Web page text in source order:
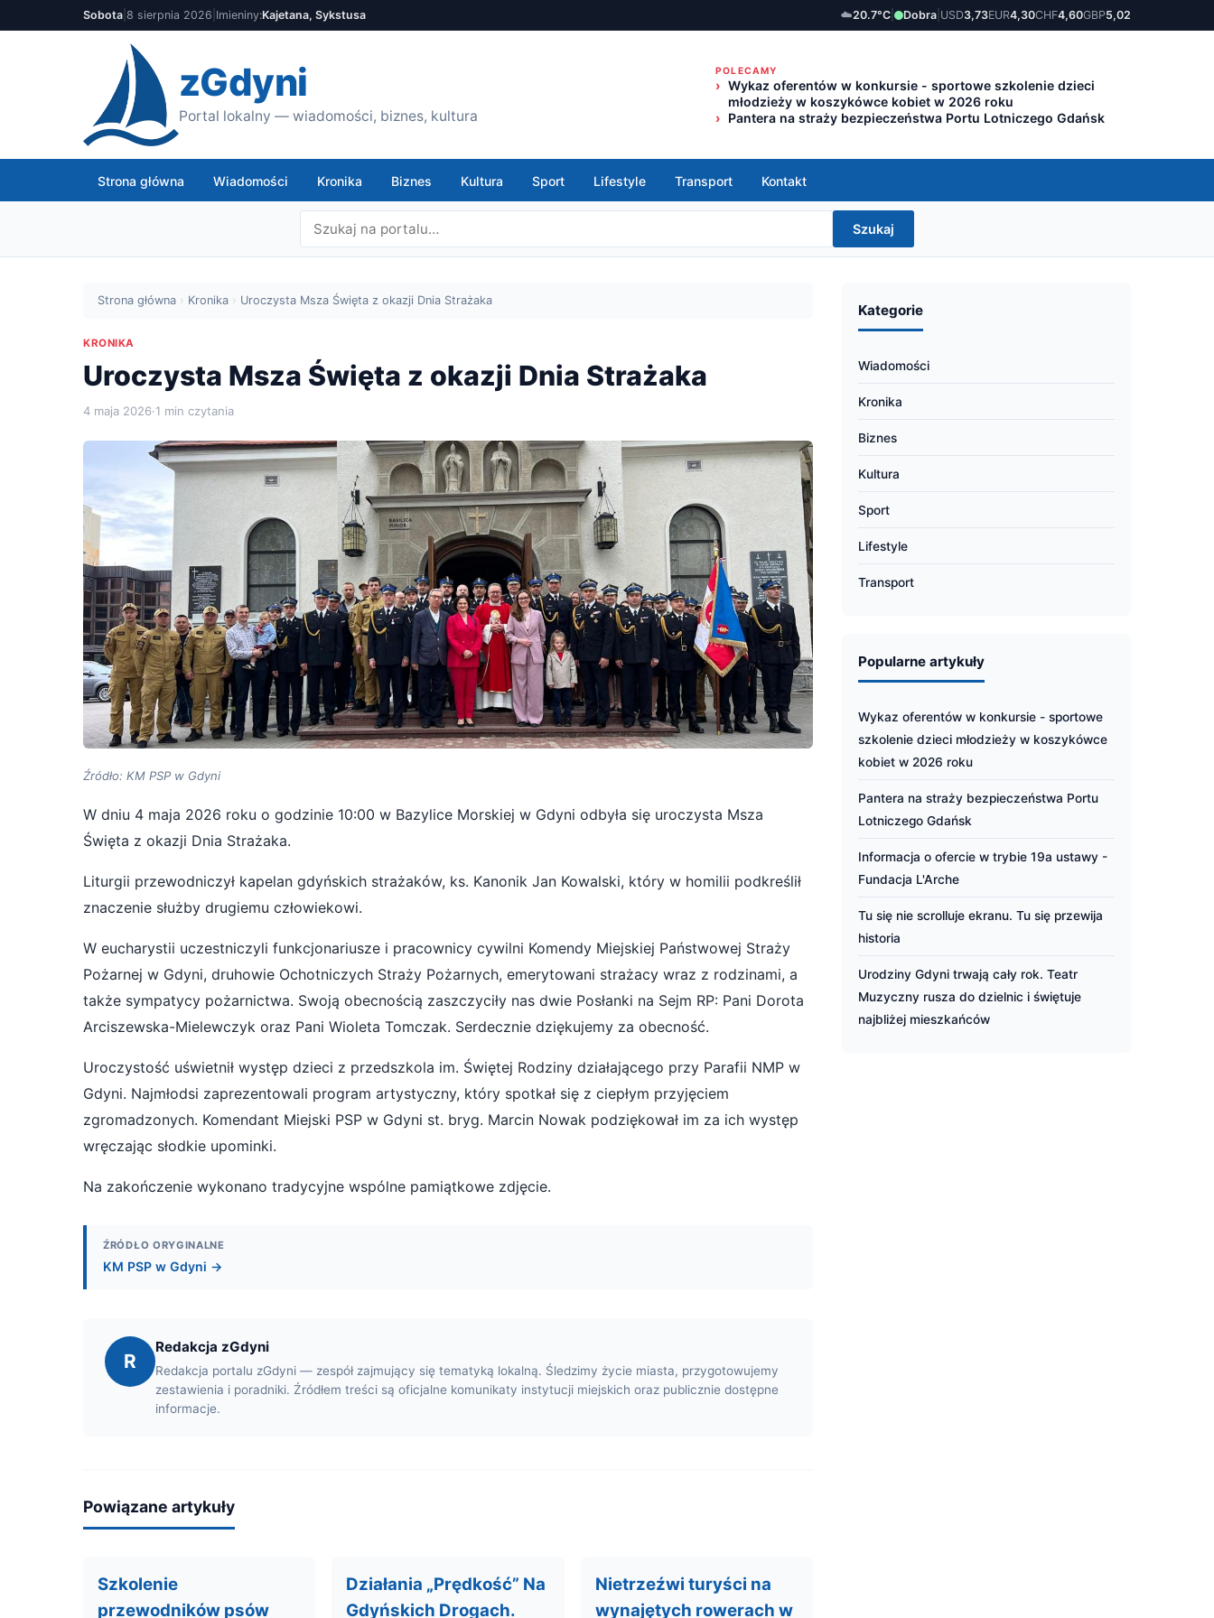
Sobota 8 sierpnia 2026 Imieniny:Kajetana, Sykstusa ☁️20.7°C Dobra USD3,73EUR4,30CHF4,60GBP5,02
zGdyni
Portal lokalny — wiadomości, biznes, kultura
POLECAMY
Wykaz oferentów w konkursie - sportowe szkolenie dzieci
młodzieży w koszykówce kobiet w 2026 roku
Pantera na straży bezpieczeństwa Portu Lotniczego Gdańsk
Strona główna Wiadomości Kronika Biznes Kultura Sport Lifestyle Transport Kontakt
Szukaj
Strona główna › Kronika › Uroczysta Msza Święta z okazji Dnia Strażaka
KRONIKA
Uroczysta Msza Święta z okazji Dnia Strażaka
4 maja 2026·1 min czytania
Źródło: KM PSP w Gdyni
W dniu 4 maja 2026 roku o godzinie 10:00 w Bazylice Morskiej w Gdyni odbyła się uroczysta Msza
Święta z okazji Dnia Strażaka.
Liturgii przewodniczył kapelan gdyńskich strażaków, ks. Kanonik Jan Kowalski, który w homilii podkreślił
znaczenie służby drugiemu człowiekowi.
W eucharystii uczestniczyli funkcjonariusze i pracownicy cywilni Komendy Miejskiej Państwowej Straży
Pożarnej w Gdyni, druhowie Ochotniczych Straży Pożarnych, emerytowani strażacy wraz z rodzinami, a
także sympatycy pożarnictwa. Swoją obecnością zaszczyciły nas dwie Posłanki na Sejm RP: Pani Dorota
Arciszewska-Mielewczyk oraz Pani Wioleta Tomczak. Serdecznie dziękujemy za obecność.
Uroczystość uświetnił występ dzieci z przedszkola im. Świętej Rodziny działającego przy Parafii NMP w
Gdyni. Najmłodsi zaprezentowali program artystyczny, który spotkał się z ciepłym przyjęciem
zgromadzonych. Komendant Miejski PSP w Gdyni st. bryg. Marcin Nowak podziękował im za ich występ
wręczając słodkie upominki.
Na zakończenie wykonano tradycyjne wspólne pamiątkowe zdjęcie.
ŹRÓDŁO ORYGINALNE
KM PSP w Gdyni →
R
Redakcja zGdyni
Redakcja portalu zGdyni — zespół zajmujący się tematyką lokalną. Śledzimy życie miasta, przygotowujemy
zestawienia i poradniki. Źródłem treści są oficjalne komunikaty instytucji miejskich oraz publicznie dostępne
informacje.
Powiązane artykuły
Szkolenie
przewodników psów
Działania „Prędkość” Na
Gdyńskich Drogach.
Nietrzeźwi turyści na
wynajętych rowerach w
Kategorie
Wiadomości
Kronika
Biznes
Kultura
Sport
Lifestyle
Transport
Popularne artykuły
Wykaz oferentów w konkursie - sportowe
szkolenie dzieci młodzieży w koszykówce
kobiet w 2026 roku
Pantera na straży bezpieczeństwa Portu
Lotniczego Gdańsk
Informacja o ofercie w trybie 19a ustawy -
Fundacja L'Arche
Tu się nie scrolluje ekranu. Tu się przewija
historia
Urodziny Gdyni trwają cały rok. Teatr
Muzyczny rusza do dzielnic i świętuje
najbliżej mieszkańców